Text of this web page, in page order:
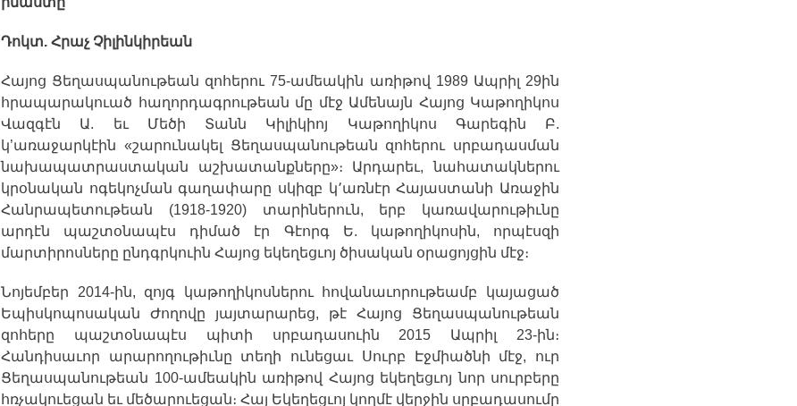
Դոկտ. Հրաչ Չիլինկիրեան
Հայոց Ցեղասպանութեան զոհերու 75-ամեակին առիթով 1989 Ապրիլ 29ին
հրապարակուած
հաղորդագրութեան մը մէջ Ամենայն Հայոց Կաթողիկոս
Վազգէն
Ա. եւ Մեծի Տանն Կիլիկիոյ Կաթողիկոս Գարեգին Բ.
կ’առաջարկէին «շարունակել Ցեղասպանութեան զոհերու սրբադասման
նախապատրաստական
աշխատանքները»։ Արդարեւ,նահատակներու
կրօնական ոգեկոչման գաղափարը սկիզբ կ՚առնէր Հայաստանի Առաջին
Հանրապետութեան (1918-1920) տարիներուն, երբ
կառավարութիւնը
արդէն
պաշտօնապէս դիմած էր Գէորգ Ե. կաթողիկոսին, որպէսզի
մարտիրոսները ընդգրկուին Հայոց եկեղեցւոյ ծիսական օրացոյցին մէջ։
Նոյեմբեր 2014-ին, զոյգ կաթողիկոսներու հովանաւորութեամբ
կայացած
Եպիսկոպոսական
Ժողովը յայտարարեց, թէ Հայոց
Ցեղասպանութեան
զոհերը
պաշտօնապէս պիտի սրբադասուին 2015 Ապրիլ 23-ին։
Հանդիսաւոր
արարողութիւնը տեղի ունեցաւ Սուրբ Էջմիածնի մէջ, ուր
Ցեղասպանութեան 100-ամեակին առիթով Հայոց եկեղեցւոյ նոր սուրբերը
հռչակուեցան եւ մեծարուեցան։ Հայ Եկեղեցւոյ կողմէ վերջին սրբադասումը